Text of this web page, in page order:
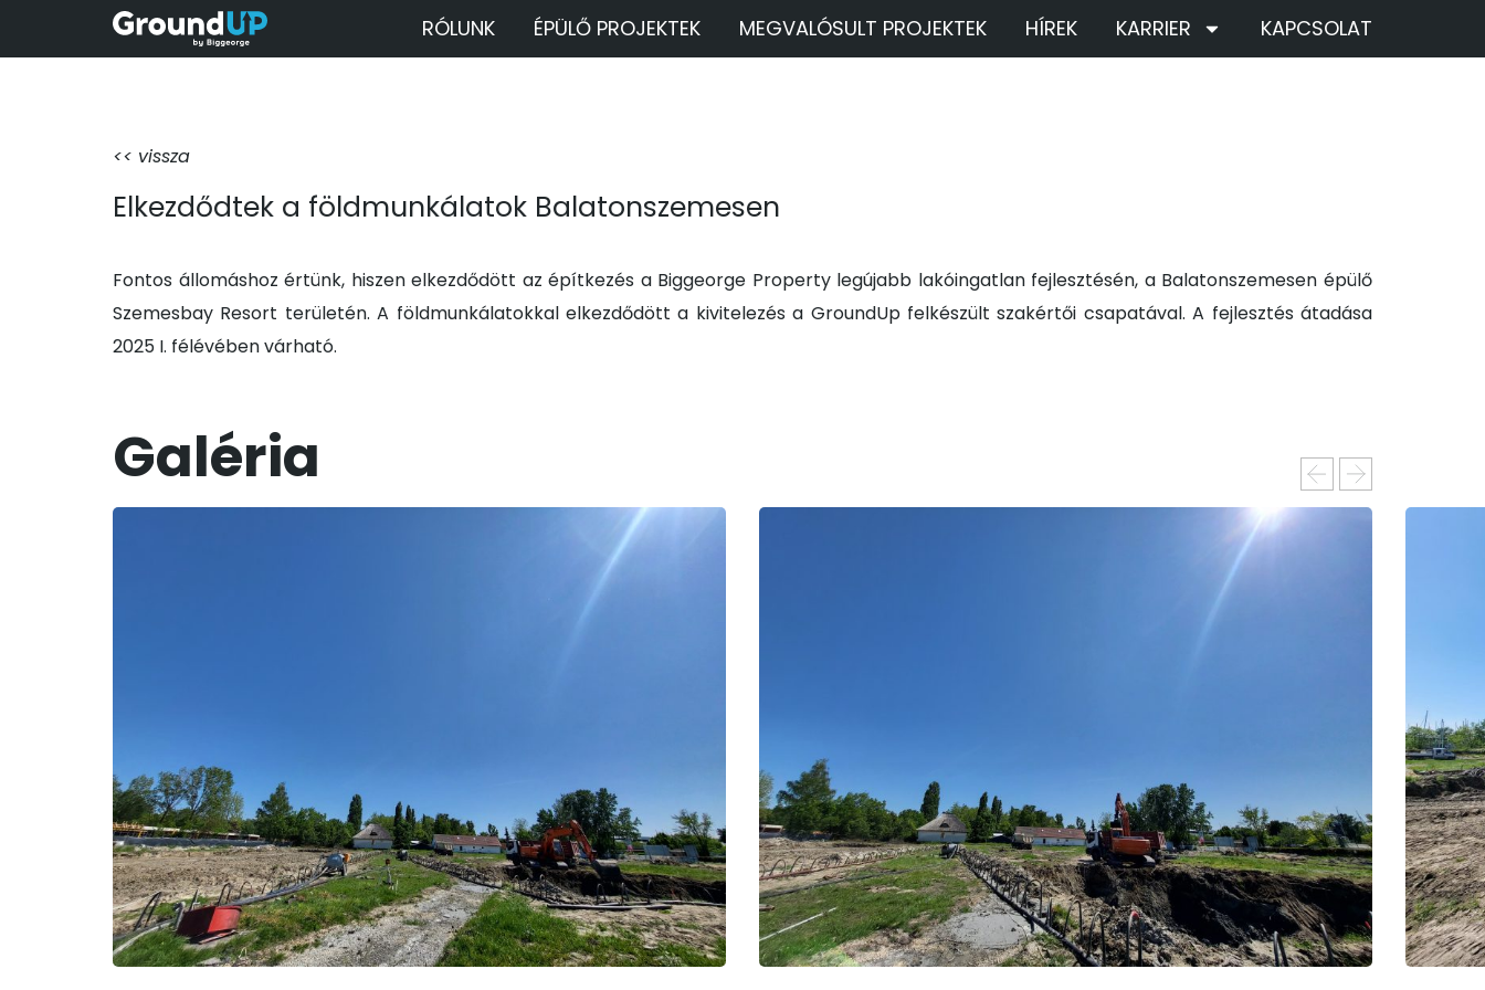
RÓLUNK ÉPÜLŐ PROJEKTEK MEGVALÓSULT PROJEKTEK HÍREK KARRIER KAPCSOLAT
<< vissza
Elkezdődtek a földmunkálatok Balatonszemesen
Fontos állomáshoz értünk, hiszen elkezdődött az építkezés a Biggeorge Property legújabb lakóingatlan fejlesztésén, a Balatonszemesen épülő
Szemesbay Resort területén. A földmunkálatokkal elkezdődött a kivitelezés a GroundUp felkészült szakértői csapatával. A fejlesztés átadása
2025 I. félévében várható.